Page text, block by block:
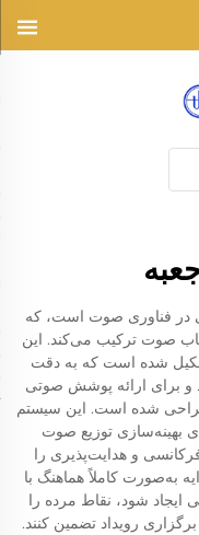
در فناوری صوت است، که
صوت ترکیب می‌کند. این
شده است که به دقت
و برای ارائه پوشش صوتی
طراحی شده است. این سیستم
بهینه‌سازی توزیع صوت
و هدایت‌پذیری را
به‌صورت کاملاً هماهنگ با
ایجاد شود، نقاط مرده را
رویداد تضمین کنند.